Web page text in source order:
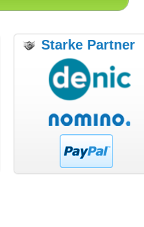
"Ich bin dankbar, meine
Wunschdomain gefunden zu
haben. Die Domain passt für
hundertprozentig."
Janina Köck
Leben im Einklang
leben-im-einklang.de
Starke Partner